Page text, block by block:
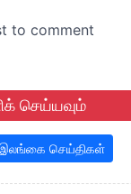
செய்யவும்
செய்திகள்